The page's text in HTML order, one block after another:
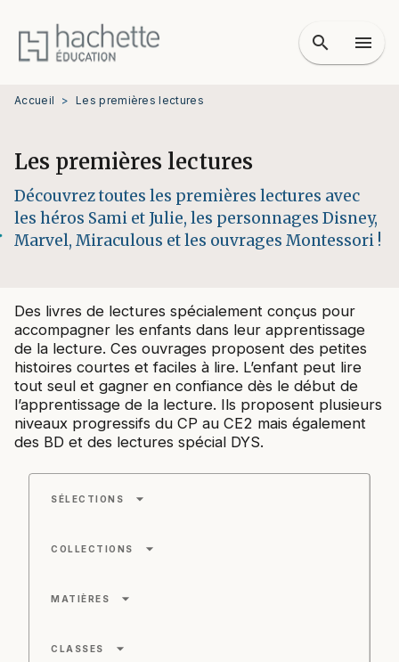
MENU RECHERCHE
PIED DE PAGE
search menu
Accueil > Les premières lectures
Les premières lectures
Découvrez toutes les premières lectures avec
les héros Sami et Julie, les personnages Disney,
Marvel, Miraculous et les ouvrages Montessori !
Des livres de lectures spécialement conçus pour
accompagner les enfants dans leur apprentissage
de la lecture. Ces ouvrages proposent des petites
histoires courtes et faciles à lire. L’enfant peut lire
tout seul et gagner en confiance dès le début de
l’apprentissage de la lecture. Ils proposent plusieurs
niveaux progressifs du CP au CE2 mais également
des BD et des lectures spécial DYS.
SÉLECTIONS arrow_drop_down
COLLECTIONS arrow_drop_down
MATIÈRES arrow_drop_down
CLASSES arrow_drop_down